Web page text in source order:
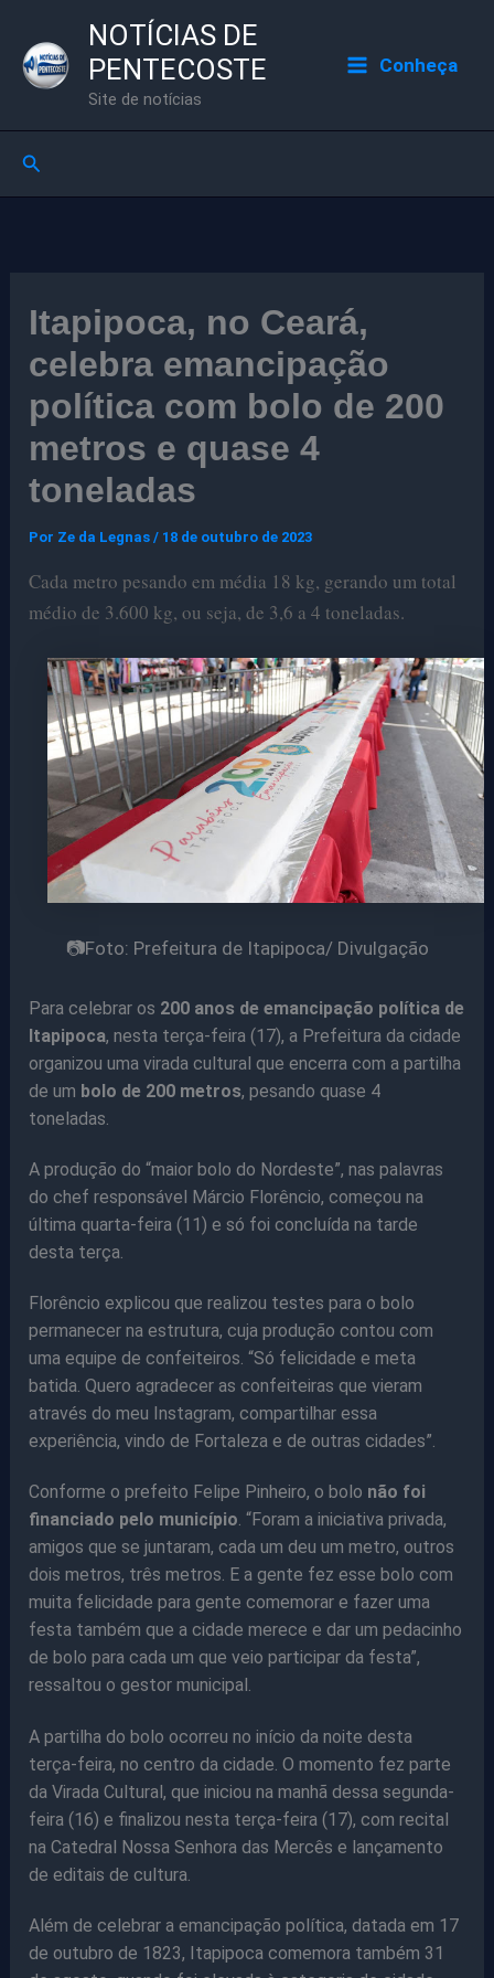
para
NOTÍCIAS DE
PENTECOSTE
Site de notícias
Conheça
Pesquisar
Itapipoca, no Ceará,
celebra emancipação
política com bolo de 200
metros e quase 4
toneladas
Por Ze da Legnas/ 18 de outubro de 2023
Cada metro pesando em média 18 kg, gerando um total
médio de 3.600 kg, ou seja, de 3,6 a 4 toneladas.
📷Foto: Prefeitura de Itapipoca/ Divulgação
Para celebrar os 200 anos de emancipação política de
Itapipoca, nesta terça-feira (17), a Prefeitura da cidade
organizou uma virada cultural que encerra com a partilha
de um bolo de 200 metros, pesando quase 4
toneladas.
A produção do “maior bolo do Nordeste”, nas palavras
do chef responsável Márcio Florêncio, começou na
última quarta-feira (11) e só foi concluída na tarde
desta terça.
Florêncio explicou que realizou testes para o bolo
permanecer na estrutura, cuja produção contou com
uma equipe de confeiteiros. “Só felicidade e meta
batida. Quero agradecer as confeiteiras que vieram
através do meu Instagram, compartilhar essa
experiência, vindo de Fortaleza e de outras cidades”.
Conforme o prefeito Felipe Pinheiro, o bolo não foi
financiado pelo município. “Foram a iniciativa privada,
amigos que se juntaram, cada um deu um metro, outros
dois metros, três metros. E a gente fez esse bolo com
muita felicidade para gente comemorar e fazer uma
festa também que a cidade merece e dar um pedacinho
de bolo para cada um que veio participar da festa”,
ressaltou o gestor municipal.
A partilha do bolo ocorreu no início da noite desta
terça-feira, no centro da cidade. O momento fez parte
da Virada Cultural, que iniciou na manhã dessa segunda-
feira (16) e finalizou nesta terça-feira (17), com recital
na Catedral Nossa Senhora das Mercês e lançamento
de editais de cultura.
Além de celebrar a emancipação política, datada em 17
de outubro de 1823, Itapipoca comemora também 31